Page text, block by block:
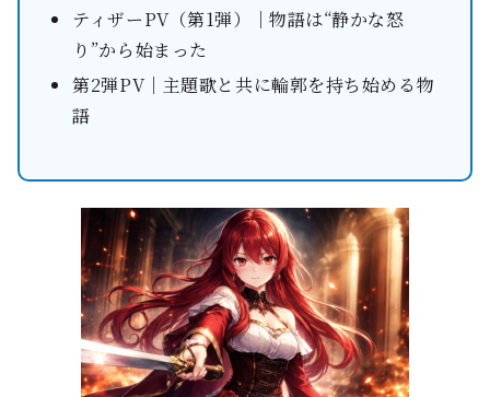
ティザーPV（第1弾）｜物語は“静かな怒
り”から始まった
第2弾PV｜主題歌と共に輪郭を持ち始める物
語